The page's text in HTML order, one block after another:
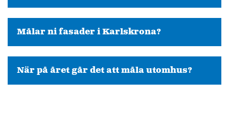
Målar ni fasader i Karlskrona?
När på året går det att måla utomhus?